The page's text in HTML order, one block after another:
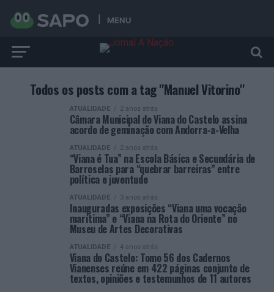
MENU
Todos os posts com a tag "Manuel Vitorino"
ATUALIDADE 2 anos atrás
Câmara Municipal de Viana do Castelo assina
acordo de geminação com Andorra-a-Velha
ATUALIDADE 2 anos atrás
“Viana é Tua” na Escola Básica e Secundária de
Barroselas para “quebrar barreiras” entre
política e juventude
ATUALIDADE 3 anos atrás
Inauguradas exposições “Viana uma vocação
marítima” e “Viana na Rota do Oriente” no
Museu de Artes Decorativas
ATUALIDADE 4 anos atrás
Viana do Castelo: Tomo 56 dos Cadernos
Vianenses reúne em 422 páginas conjunto de
textos, opiniões e testemunhos de 11 autores